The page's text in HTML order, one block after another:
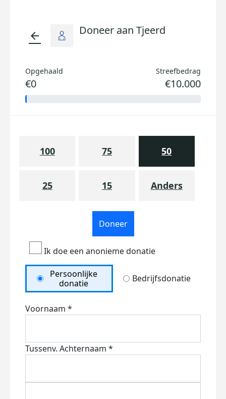
arrow_back Doneer aan Tjeerd
Opgehaald
€0
Streefbedrag
€10.000
100 75 50
25 15 Anders
Doneer
Ik doe een anonieme donatie
Persoonlijke
donatie
Bedrijfsdonatie
Voornaam *
Tussenv. Achternaam *